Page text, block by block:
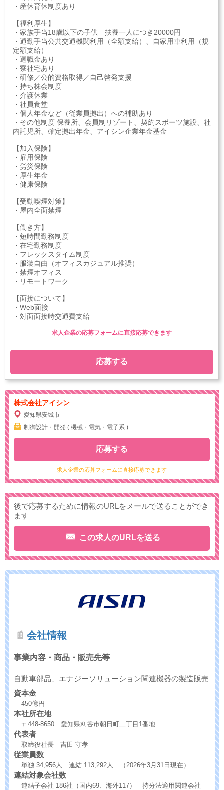
・産休育休制度あり
【福利厚生】
・家族手当18歳以下の子供 扶養一人につき20000円
・通勤手当公共交通機関利用（全額支給）、自家用車利用（規
定額支給）
・退職金あり
・寮社宅あり
・研修／公的資格取得／自己啓発支援
・持ち株会制度
・介護休業
・社員食堂
・個人年金など（従業員拠出）への補助あり
・その他制度 保養所、会員制リゾート、契約スポーツ施設、社
内託児所、確定拠出年金、アイシン企業年金基金
【加入保険】
・雇用保険
・労災保険
・厚生年金
・健康保険
【受動喫煙対策】
・屋内全面禁煙
【働き方】
・短時間勤務制度
・在宅勤務制度
・フレックスタイム制度
・服装自由（オフィスカジュアル推奨）
・禁煙オフィス
・リモートワーク
【面接について】
・Web面接
・対面面接時交通費支給
応募する
求人企業の応募フォームに直接応募できます
株式会社アイシン
愛知県安城市
制御設計・開発 ( 機械・電気・電子系 )
求人企業の応募フォームに直接応募できます
応募する
後で応募するために情報のURLをメールで送ることができ
ます
この求人のURLを送る
会社情報
事業内容・商品・販売先等
自動車部品、エナジーソリューション関連機器の製造販売
資本金
450億円
本社所在地
〒448-8650 愛知県刈谷市朝日町二丁目1番地
代表者
取締役社長 吉田 守孝
従業員数
単独 34,956人 連結 113,292人 （2026年3月31日現在）
連結対象会社数
連結子会社 186社（国内69、海外117） 持分法適用関連会社